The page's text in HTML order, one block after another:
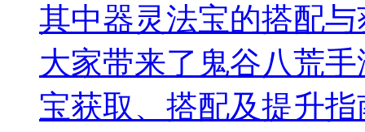
其中器灵法宝的搭配
大家带来了鬼谷八荒
宝获取、搭配及提升